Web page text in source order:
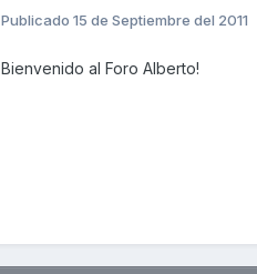
Publicado 15 de Septiembre del 2011
Bienvenido al Foro Alberto!